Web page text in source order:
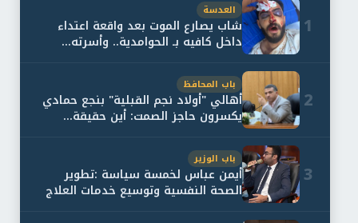
1
العدسة
شاب يصارع الموت بعد واقعة اعتداء
داخل كافيه بـ الحوامدية.. وأسرته...
2
باب المحافظ
أهالي "أولاد نجم القبلية" بنجع حمادي
يكسرون حاجز الصمت: أين حقيقة...
3
باب الوزير
أيمن عباس لخمسة سياسة :تطوير
الصحة النفسية وتوسيع خدمات العلاج